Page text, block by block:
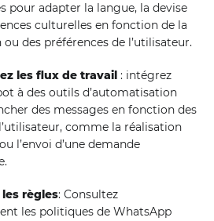
pour adapter la langue, la devise
culturelles en fonction de la
des préférences de l’utilisateur.
les flux de travail : intégrez
à des outils d’automatisation
des messages en fonction des
comme la réalisation
l’envoi d’une demande
les règles: Consultez
les politiques de WhatsApp